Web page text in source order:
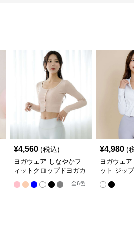
¥4,560 (税込)
ヨガウェア しなやかフ
ィットクロップドヨガカ
全6色
¥4,980 (
ヨガウェ
ット ジッ